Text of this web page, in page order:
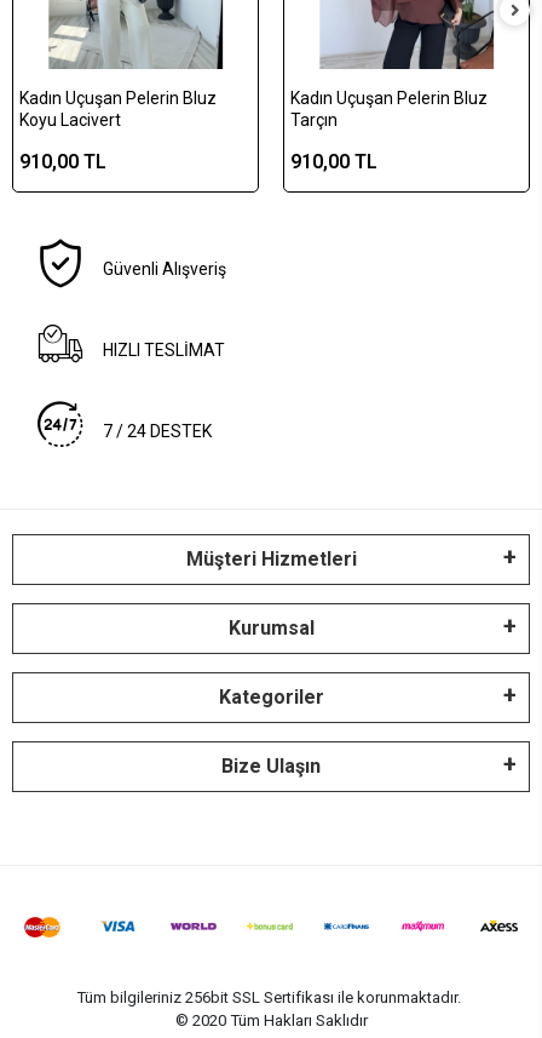
Kadın Uçuşan Pelerin Bluz
Koyu Lacivert
910,00 TL
Kadın Uçuşan Pelerin Bluz
Tarçın
910,00 TL
Güvenli Alışveriş
HIZLI TESLİMAT
7 / 24 DESTEK
Müşteri Hizmetleri
Kurumsal
Kategoriler
Bize Ulaşın
Tüm bilgileriniz 256bit SSL Sertifikası ile korunmaktadır.
© 2020 Tüm Hakları Saklıdır